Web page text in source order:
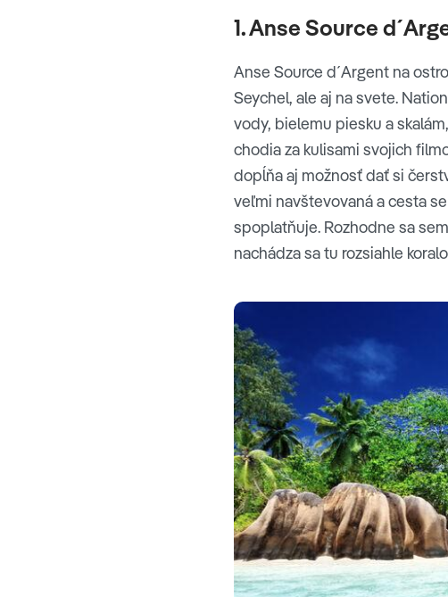
1. Anse Source
Anse Source d´Argent na
Seychel, ale aj na svete.
vody, bielemu piesku a
chodia za kulisami svojich
dopĺňa aj možnosť dať si
veľmi navštevovaná a cesta
spoplatňuje. Rozhodne sa
nachádza sa tu rozsiahle